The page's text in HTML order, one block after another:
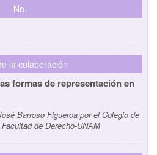
No.
la colaboración
formas de representación en
Barroso Figueroa por el Colegio de
de Derecho-UNAM